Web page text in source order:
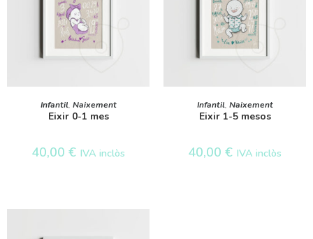
SELECT OPTIONS
Infantil, Naixement
Eixir 0-1 mes
40,00 € IVA inclòs
SELECT OPTIONS
Infantil, Naixement
Eixir 1-5 mesos
40,00 € IVA inclòs